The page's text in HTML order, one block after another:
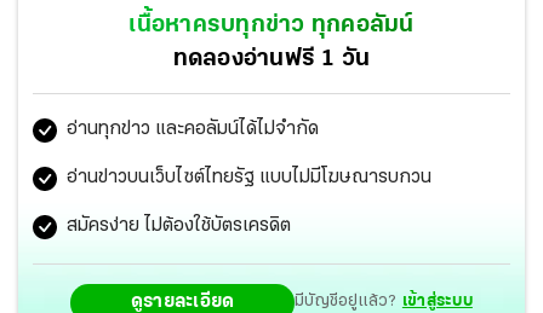
เนื้อหาครบทุกข่าว ทุกคอลัมน์
ทดลองอ่านฟรี 1 วัน
อ่านทุกข่าว และคอลัมน์ได้ไม่จำกัด
อ่านข่าวบนเว็บไซต์ไทยรัฐ แบบไม่มีโฆษณารบกวน
สมัครง่าย ไม่ต้องใช้บัตรเครดิต
ดูรายละเอียด มีบัญชีอยู่แล้ว? เข้าสู่ระบบ